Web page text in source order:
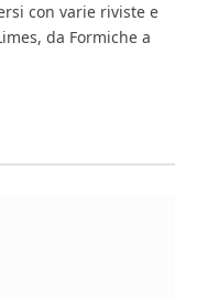
con varie riviste e
da Formiche a